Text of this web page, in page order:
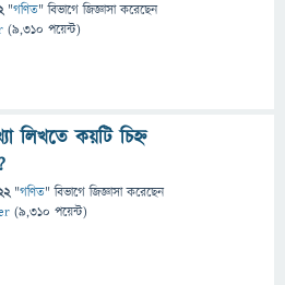
"গণিত" বিভাগে জিজ্ঞাসাকরেছেন
(9,310 পয়েন্ট)
লিখতে কয়টি চিহ্ন
"গণিত" বিভাগে জিজ্ঞাসাকরেছেন
(9,310 পয়েন্ট)